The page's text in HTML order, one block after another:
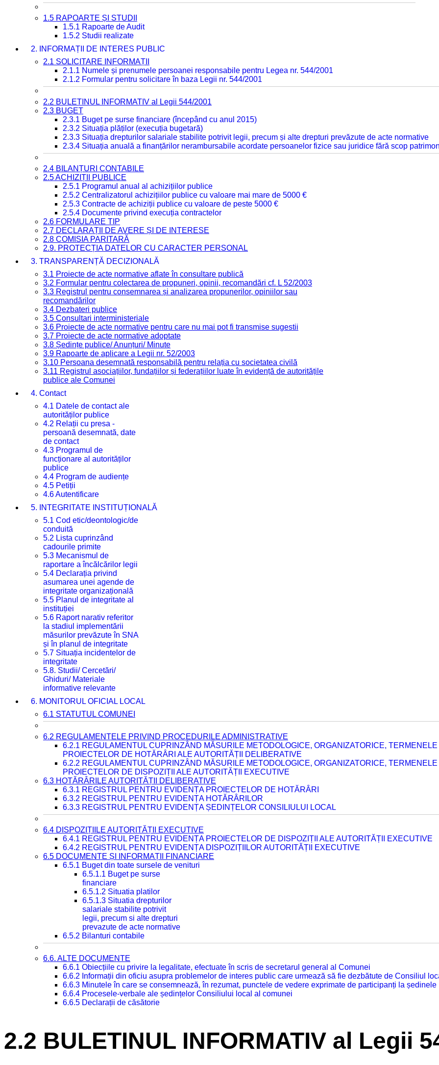
1.5 RAPOARTE ȘI STUDII
1.5.1 Rapoarte de Audit
1.5.2 Studii realizate
2. INFORMAȚII DE INTERES PUBLIC
2.1 SOLICITARE INFORMAȚII
2.1.1 Numele și prenumele persoanei responsabile pentru Legea nr. 544/2001
2.1.2 Formular pentru solicitare în baza Legii nr. 544/2001
2.2 BULETINUL INFORMATIV al Legii 544/2001
2.3 BUGET
2.3.1 Buget pe surse financiare (începând cu anul 2015)
2.3.2 Situația plăților (execuția bugetară)
2.3.3 Situația drepturilor salariale stabilite potrivit legii, precum și alte drepturi prevăzute de acte normative
2.3.4 Situația anuală a finanțărilor nerambursabile acordate persoanelor fizice sau juridice fără scop
2.4 BILANȚURI CONTABILE
2.5 ACHIZIȚII PUBLICE
2.5.1 Programul anual al achizițiilor publice
2.5.2 Centralizatorul achizițiilor publice cu valoare mai mare de 5000 €
2.5.3 Contracte de achiziții publice cu valoare de peste 5000 €
2.5.4 Documente privind execuția contractelor
2.6 FORMULARE TIP
2.7 DECLARAȚII DE AVERE ȘI DE INTERESE
2.8 COMISIA PARITARĂ
2.9. PROTECȚIA DATELOR CU CARACTER PERSONAL
3. TRANSPARENȚĂ DECIZIONALĂ
3.1 Proiecte de acte normative aflate în consultare publică
3.2 Formular pentru colectarea de propuneri, opinii, recomandări cf. L 52/2003
3.3 Registrul pentru consemnarea și analizarea propunerilor, opiniilor sau
recomandărilor
3.4 Dezbateri publice
3.5 Consultari interministeriale
3.6 Proiecte de acte normative pentru care nu mai pot fi transmise sugestii
3.7 Proiecte de acte normative adoptate
3.8 Ședințe publice/ Anunțuri/ Minute
3.9 Rapoarte de aplicare a Legii nr. 52/2003
3.10 Persoana desemnată responsabilă pentru relația cu societatea civilă
3.11 Registrul asociațiilor, fundațiilor și federațiilor luate în evidență de autoritățile
publice ale Comunei
4. Contact
4.1 Datele de contact ale
autorităților publice
4.2 Relații cu presa -
persoană desemnată, date
de contact
4.3 Programul de
funcționare al autorităților
publice
4.4 Program de audiențe
4.5 Petiții
4.6 Autentificare
5. INTEGRITATE INSTITUȚIONALĂ
5.1 Cod etic/deontologic/de
conduită
5.2 Lista cuprinzând
cadourile primite
5.3 Mecanismul de
raportare a încălcărilor legii
5.4 Declarația privind
asumarea unei agende de
integritate organizațională
5.5 Planul de integritate al
instituției
5.6 Raport narativ referitor
la stadiul implementării
măsurilor prevăzute în SNA
și în planul de integritate
5.7 Situația incidentelor de
integritate
5.8. Studii/ Cercetări/
Ghiduri/ Materiale
informative relevante
6. MONITORUL OFICIAL LOCAL
6.1 STATUTUL COMUNEI
6.2 REGULAMENTELE PRIVIND PROCEDURILE ADMINISTRATIVE
6.2.1 REGULAMENTUL CUPRINZÂND MĂSURILE METODOLOGICE, ORGANIZATORICE,
PROIECTELOR DE HOTĂRÂRI ALE AUTORITĂȚII DELIBERATIVE
6.2.2 REGULAMENTUL CUPRINZÂND MĂSURILE METODOLOGICE, ORGANIZATORICE,
PROIECTELOR DE DISPOZIȚII ALE AUTORITĂȚII EXECUTIVE
6.3 HOTĂRÂRILE AUTORITĂȚII DELIBERATIVE
6.3.1 REGISTRUL PENTRU EVIDENȚA PROIECTELOR DE HOTĂRÂRI
6.3.2 REGISTRUL PENTRU EVIDENȚA HOTĂRÂRILOR
6.3.3 REGISTRUL PENTRU EVIDENȚA ȘEDINȚELOR CONSILIULUI LOCAL
6.4 DISPOZIȚIILE AUTORITĂȚII EXECUTIVE
6.4.1 REGISTRUL PENTRU EVIDENȚA PROIECTELOR DE DISPOZIȚII ALE AUTORITĂȚII EXECUTIVE
6.4.2 REGISTRUL PENTRU EVIDENȚA DISPOZIȚIILOR AUTORITĂȚII EXECUTIVE
6.5 DOCUMENTE ȘI INFORMAȚII FINANCIARE
6.5.1 Buget din toate sursele de venituri
6.5.1.1 Buget pe surse
financiare
6.5.1.2 Situatia platilor
6.5.1.3 Situatia drepturilor
salariale stabilite potrivit
legii, precum si alte drepturi
prevazute de acte normative
6.5.2 Bilanturi contabile
6.6. ALTE DOCUMENTE
6.6.1 Obiecțiile cu privire la legalitate, efectuate în scris de secretarul general al Comunei
6.6.2 Informații din oficiu asupra problemelor de interes public care urmează să fie dezbătute de Consiliul
6.6.3 Minutele în care se consemnează, în rezumat, punctele de vedere exprimate de participanți la ședinele
6.6.4 Procesele-verbale ale ședințelor Consiliului local al comunei
6.6.5 Declarații de căsătorie
2.2 BULETINUL INFORMATIV al Legii